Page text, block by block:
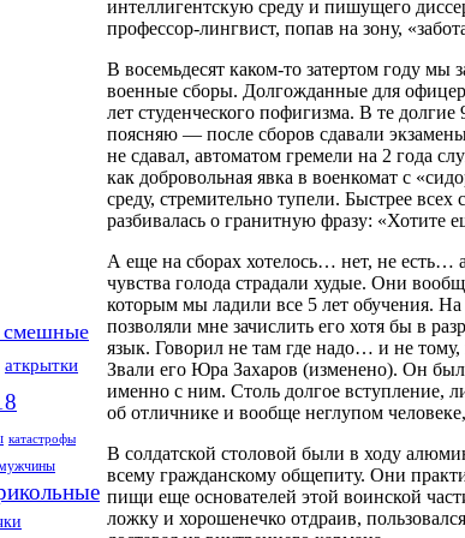
смешные
аткрытки
катастрофы
интеллигентскую среду и пишущего
профессор-лингвист, попав на зону,
В восемьдесят каком-то затертом году мы
военные сборы. Долгожданные для
лет студенческого пофигизма. В те
поясняю — после сборов сдавали
не сдавал, автоматом гремели на 2 года
как добровольная явка в военкомат с
среду, стремительно тупели. Быстрее
разбивалась о гранитную фразу: «Хотите
А еще на сборах хотелось… нет, не есть…
чувства голода страдали худые. Они
которым мы ладили все 5 лет обучения.
позволяли мне зачислить его хотя бы в
язык. Говорил не там где надо… и не
Звали его Юра Захаров (изменено). Он
именно с ним. Столь долгое вступление,
об отличнике и вообще неглупом
В солдатской столовой были в ходу
всему гражданскому общепиту. Они
пищи еще основателей этой воинской
ложку и хорошенечко отдраив,